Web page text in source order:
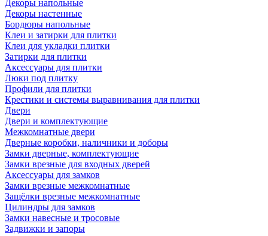
Декоры напольные
Декоры настенные
Бордюры напольные
Клеи и затирки для плитки
Клеи для укладки плитки
Затирки для плитки
Аксессуары для плитки
Люки под плитку
Профили для плитки
Крестики и системы выравнивания для плитки
Двери
Двери и комплектующие
Межкомнатные двери
Дверные коробки, наличники и доборы
Замки дверные, комплектующие
Замки врезные для входных дверей
Аксессуары для замков
Замки врезные межкомнатные
Защёлки врезные межкомнатные
Цилиндры для замков
Замки навесные и тросовые
Задвижки и запоры